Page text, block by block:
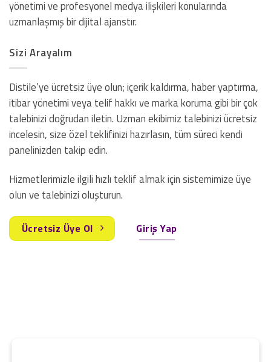
yönetimi ve profesyonel medya ilişkileri konularında
uzmanlaşmış bir dijital ajanstır.
Sizi Arayalım
Distile’ye ücretsiz üye olun; içerik kaldırma, haber yaptırma,
itibar yönetimi veya telif hakkı ve marka koruma gibi bir çok
talebinizi doğrudan iletin. Uzman ekibimiz talebinizi ücretsiz
incelesin, size özel teklifinizi hazırlasın, tüm süreci kendi
panelinizden takip edin.
Hizmetlerimizle ilgili hızlı teklif almak için sistemimize üye
olun ve talebinizi oluşturun.
Ücretsiz Üye Ol Giriş Yap